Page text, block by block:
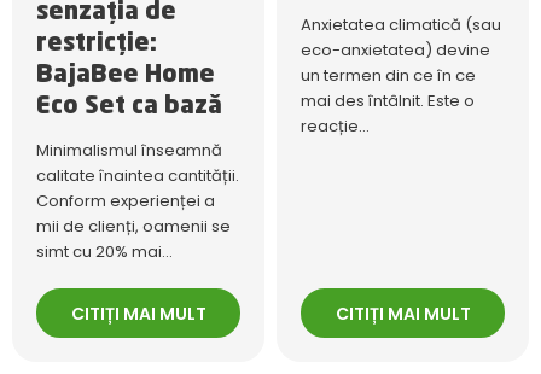
senzația de
restricție:
BajaBee Home
Eco Set ca bază
Minimalismul înseamnă
calitate înaintea cantității.
Conform experienței a
mii de clienți, oamenii se
simt cu 20% mai...
CITIȚI MAI MULT
Anxietatea climatică (sau
eco-anxietatea) devine
un termen din ce în ce
mai des întâlnit. Este o
reacție...
CITIȚI MAI MULT